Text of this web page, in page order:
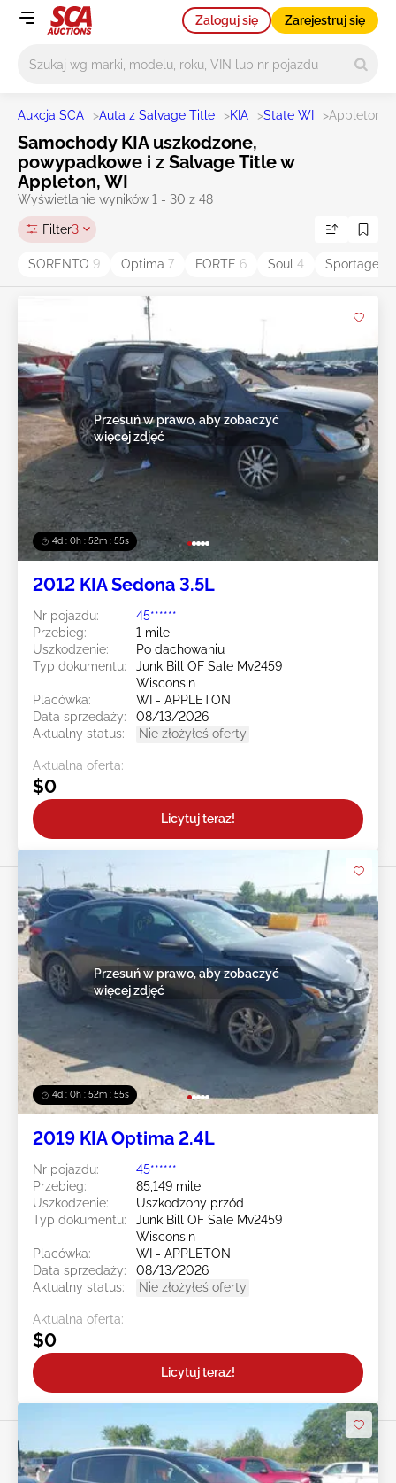
Zaloguj się Zarejestruj się
Aukcja SCA >Auta z Salvage Title >KIA >State WI >Appleton
Samochody KIA uszkodzone,
powypadkowe i z Salvage Title w
Appleton, WI
Wyświetlanie wyników 1 - 30 z 48
Filter3
SORENTO 9 Optima 7 FORTE 6 Soul 4 Sportage
4d : 0h : 52m : 52s
Przesuń w prawo, aby zobaczyć
więcej zdjęć
2012 KIA Sedona 3.5L
Nr pojazdu:
45******
Przebieg:
1 mile
Uszkodzenie:
Po dachowaniu
Typ dokumentu:
Junk Bill OF Sale Mv2459
Wisconsin
Placówka:
WI - APPLETON
Data sprzedaży:
08/13/2026
Aktualny status:
Nie złożyłeś oferty
Aktualna oferta:
$0
Licytuj teraz!
4d : 0h : 52m : 52s
Przesuń w prawo, aby zobaczyć
więcej zdjęć
2019 KIA Optima 2.4L
Nr pojazdu:
45******
Przebieg:
85,149 mile
Uszkodzenie:
Uszkodzony przód
Typ dokumentu:
Junk Bill OF Sale Mv2459
Wisconsin
Placówka:
WI - APPLETON
Data sprzedaży:
08/13/2026
Aktualny status:
Nie złożyłeś oferty
Aktualna oferta:
$0
Licytuj teraz!